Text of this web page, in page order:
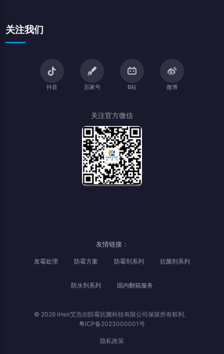
关注我们
抖音 百家号 B站 微博
关注官方微信
友情链接：
发霉处理 防霉方案 防霉剂系列 抗菌剂系列
防水剂系列 国内翻箱服务
© 2026 iHeir艾浩尔防霉抗菌科技有限公司保留所有权利。
粤ICP备2023000001号
隐私政策